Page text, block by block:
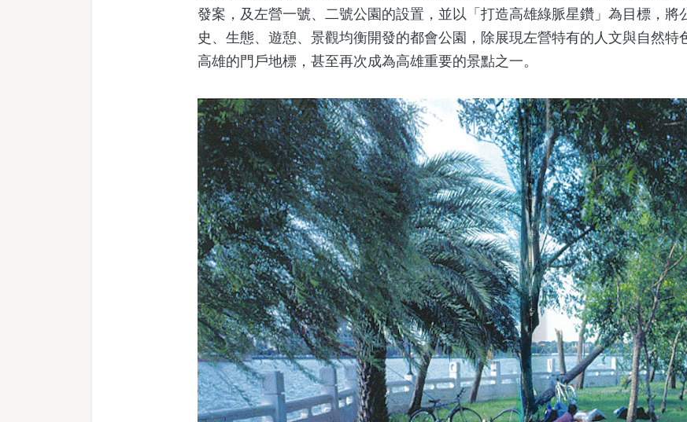
發案，及左營一號、二號公園的設置，並以「打造高雄綠脈星鑽」為目標，將
史、生態、遊憩、景觀均衡開發的都會公園，除展現左營特有的人文與自然特
高雄的門戶地標，甚至再次成為高雄重要的景點之一。